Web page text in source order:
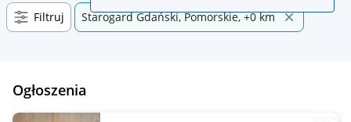
Filtruj Starogard Gdański, Pomorskie, +0 km
Ogłoszenia